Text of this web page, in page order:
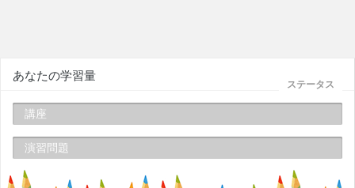
ステータス
あなたの学習量
講座
演習問題